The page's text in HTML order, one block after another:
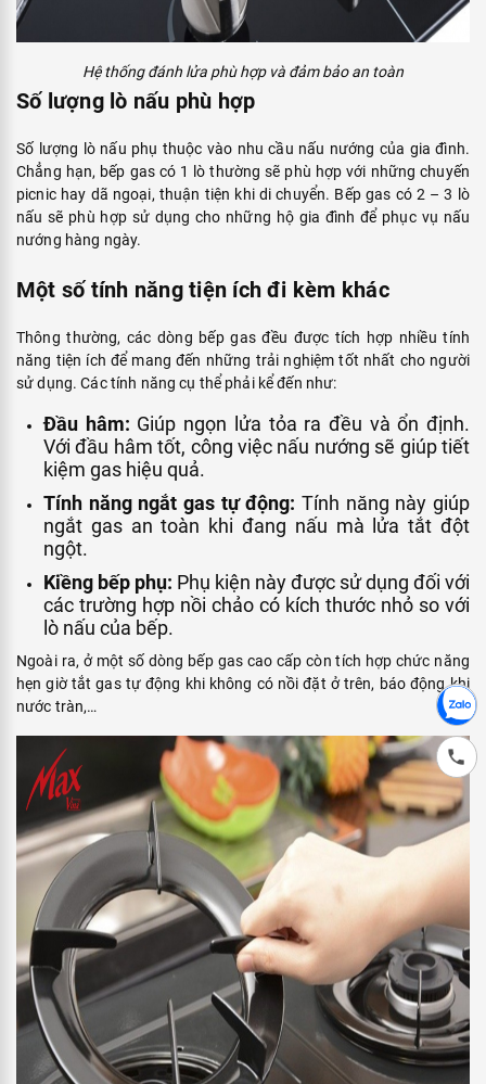
Hệ thống đánh lửa phù hợp và đảm bảo an toàn
Số lượng lò nấu phù hợp
Số lượng lò nấu phụ thuộc vào nhu cầu nấu nướng của gia đình.
Chẳng hạn, bếp gas có 1 lò thường sẽ phù hợp với những chuyến
picnic hay dã ngoại, thuận tiện khi di chuyển. Bếp gas có 2 – 3 lò
nấu sẽ phù hợp sử dụng cho những hộ gia đình để phục vụ nấu
nướng hàng ngày.
Một số tính năng tiện ích đi kèm khác
Thông thường, các dòng bếp gas đều được tích hợp nhiều tính
năng tiện ích để mang đến những trải nghiệm tốt nhất cho người
sử dụng. Các tính năng cụ thể phải kể đến như:
Đầu hâm: Giúp ngọn lửa tỏa ra đều và ổn định.
Với đầu hâm tốt, công việc nấu nướng sẽ giúp tiết
kiệm gas hiệu quả.
Tính năng ngắt gas tự động: Tính năng này giúp
ngắt gas an toàn khi đang nấu mà lửa tắt đột
ngột.
Kiềng bếp phụ: Phụ kiện này được sử dụng đối với
các trường hợp nồi chảo có kích thước nhỏ so với
lò nấu của bếp.
Ngoài ra, ở một số dòng bếp gas cao cấp còn tích hợp chức năng
hẹn giờ tắt gas tự động khi không có nồi đặt ở trên, báo động khi
nước tràn,…